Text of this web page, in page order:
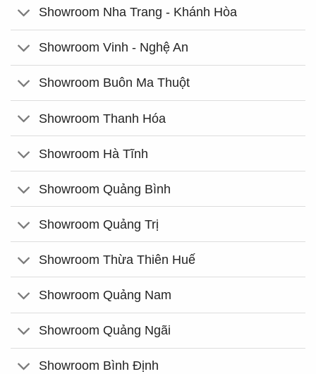
Showroom Nha Trang - Khánh Hòa
Showroom Vinh - Nghệ An
Showroom Buôn Ma Thuột
Showroom Thanh Hóa
Showroom Hà Tĩnh
Showroom Quảng Bình
Showroom Quảng Trị
Showroom Thừa Thiên Huế
Showroom Quảng Nam
Showroom Quảng Ngãi
Showroom Bình Định